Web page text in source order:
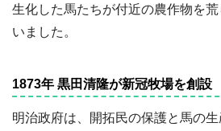
生化した馬たちが付近の農作物を
いました。
1873年 黒田清隆が新冠牧場を創設
明治政府は、開拓民の保護と馬の